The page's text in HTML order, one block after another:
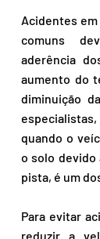
Acidentes
comuns
aderência
aumento do
diminuição
quando o
o solo devido
pista, é um
Para evitar
reduzir a